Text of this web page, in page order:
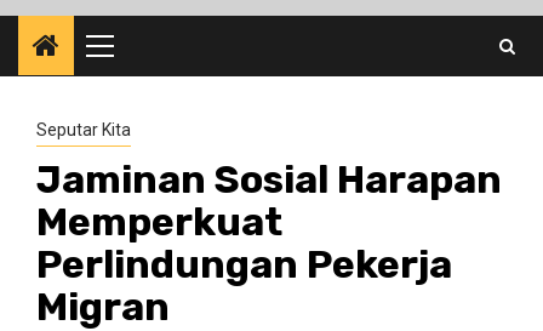
Primary
Menu
Seputar Kita
Jaminan Sosial Harapan
Memperkuat
Perlindungan Pekerja
Migran